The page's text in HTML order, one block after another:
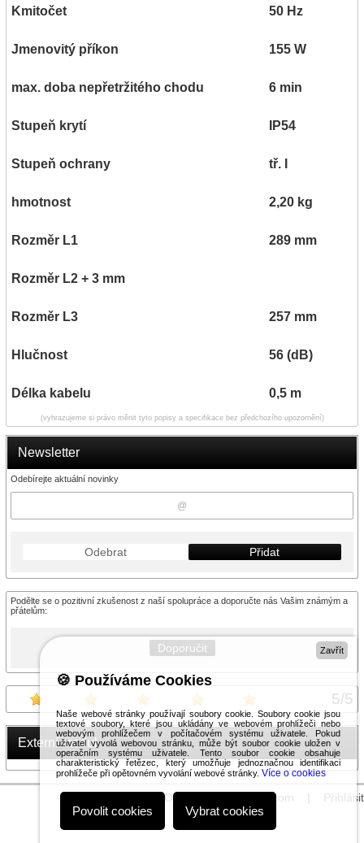
Newsletter
Odebírejte aktuální novinky
Odebrat Přidat
Podělte se o pozitivní zkušenost z naší spolupráce a doporučte nás Vašim známým a
přátelům:
Doporučit
5/5
Externí modul
Kmitočet 50 Hz
Jmenovitý příkon 155 W
max. doba nepřetržitého chodu 6 min
Stupeň krytí IP54
Stupeň ochrany tř. I
hmotnost 2,20 kg
Rozměr L1 289 mm
Rozměr L2 + 3 mm
Rozměr L3 257 mm
Hlučnost 56 (dB)
Délka kabelu 0,5 m
(vyhrazujeme si právo měnit tyto popisy a specifikace bez předchozího upozornění)
© 2026 WEXBO | www.wexbo.com Přihlásit
Zavřít
🍪 Používáme Cookies
Naše webové stránky používají soubory cookie. Soubory cookie jsou
textové soubory, které jsou ukládány ve webovém prohlížeči nebo
webovým prohlížečem v počítačovém systému uživatele. Pokud
uživatel vyvolá webovou stránku, může být soubor cookie uložen v
operačním systému uživatele. Tento soubor cookie obsahuje
charakteristický řetězec, který umožňuje jednoznačnou identifikaci
prohlížeče při opětovném vyvolání webové stránky.Více o cookies
Povolit cookies Vybrat cookies